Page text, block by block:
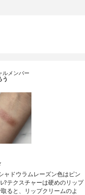
ルメンバー
う
ャドウラムレーズン色はピン
?テクスチャーは硬めのリップ
ると、リップクリームのよ